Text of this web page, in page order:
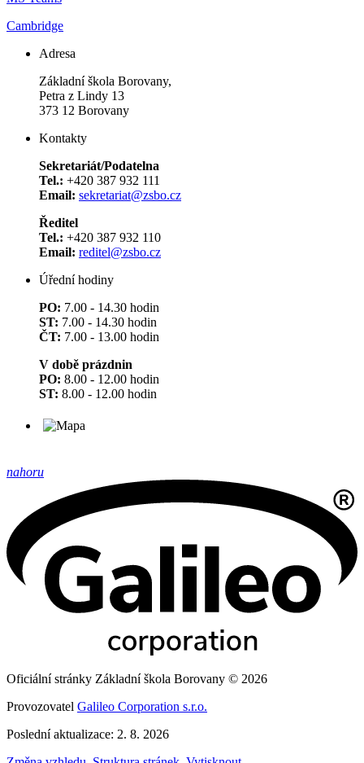
Cambridge
Adresa
Základní škola Borovany,
Petra z Lindy 13
373 12 Borovany
Kontakty
Sekretariát/Podatelna
Tel.: +420 387 932 111
Email: sekretariat@zsbo.cz
Ředitel
Tel.: +420 387 932 110
Email: reditel@zsbo.cz
Úřední hodiny
PO: 7.00 - 14.30 hodin
ST: 7.00 - 14.30 hodin
ČT: 7.00 - 13.00 hodin
V době prázdnin
PO: 8.00 - 12.00 hodin
ST: 8.00 - 12.00 hodin
nahoru
Oficiální stránky Základní škola Borovany © 2026
Provozovatel Galileo Corporation s.r.o.
Poslední aktualizace: 2. 8. 2026